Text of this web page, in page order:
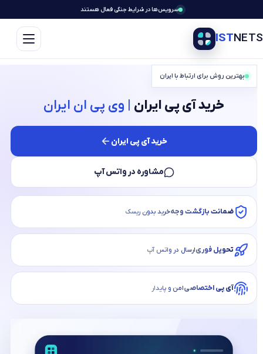
به
محتوا
سرویس‌ها در شرایط جنگی فعال هستند
ISTNETS
بهترین روش برای ارتباط با ایران
خرید آی پی ایران | وی پی ان ایران
خرید آی پی ایران
مشاوره در واتس آپ
ضمانت بازگشت وجهخرید بدون ریسک
تحویل فوریارسال در واتس آپ
آی پی اختصاصیامن و پایدار